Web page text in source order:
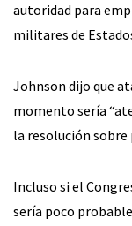
autoridad para
militares de
Johnson dijo que
momento sería
la resolución sobre
Incluso si el
sería poco